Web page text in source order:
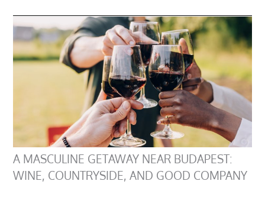
A MASCULINE GETAWAY NEAR BUDAPEST:
WINE, COUNTRYSIDE, AND GOOD COMPANY